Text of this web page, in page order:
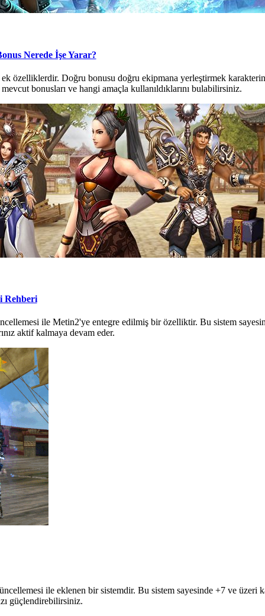
Nerede İşe Yarar?
ek özelliklerdir. Doğru bonusu doğru ekipmana yerleştirmek
bonusları ve hangi amaçla kullanıldıklarını bulabilirsiniz.
Rehberi
ile Metin2'ye entegre edilmiş bir özelliktir. Bu sistem
aktif kalmaya devam eder.
ile eklenen bir sistemdir. Bu sistem sayesinde +7 ve üzeri
güçlendirebilirsiniz.